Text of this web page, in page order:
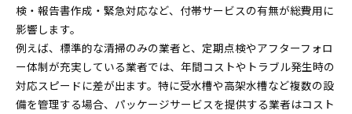
検・報告書作成・緊急対応など、付帯サービスの有無が総費用に
影響します。
例えば、標準的な清掃のみの業者と、定期点検やアフターフォロ
ー体制が充実している業者では、年間コストやトラブル発生時の
対応スピードに差が出ます。特に受水槽や高架水槽など複数の設
備を管理する場合、パッケージサービスを提供する業者はコスト